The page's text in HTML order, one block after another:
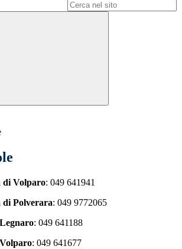
di Volparo: 049 641941
di Polverara: 049 9772065
: 049 641188
: 049 641677